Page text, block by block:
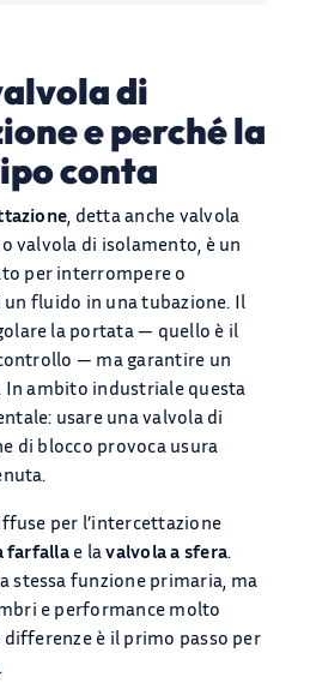
di
e perché la
conta
, detta anche valvola
valvola di isolamento, è un
per interrompere o
fluido in una tubazione. Il
la portata — quello è il
— ma garantire un
In ambito industriale questa
usare una valvola di
di blocco provoca usura
per l’intercettazione
farfallae lavalvola a sfera.
stessa funzione primaria, ma
e performance molto
differenze è il primo passo per